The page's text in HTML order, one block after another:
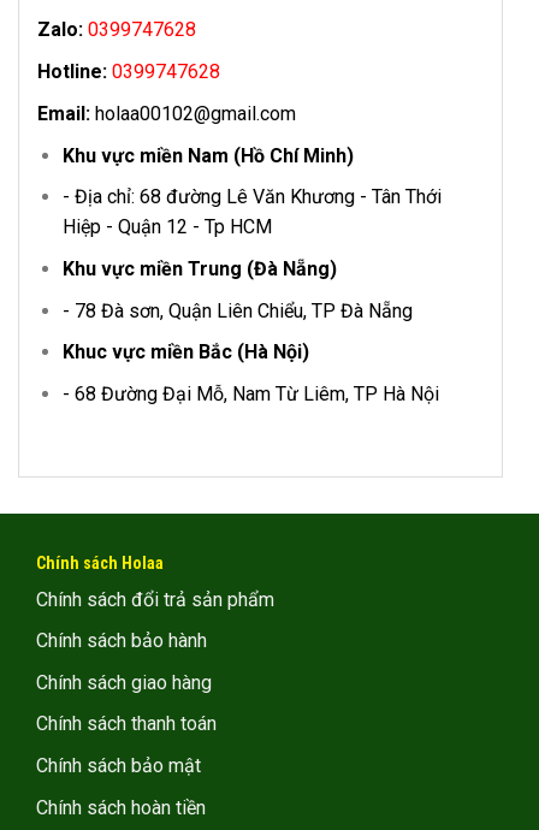
Zalo: 0399747628
Hotline: 0399747628
Email: holaa00102@gmail.com
Khu vực miền Nam (Hồ Chí Minh)
- Địa chỉ: 68 đường Lê Văn Khương - Tân Thới
Hiệp - Quận 12 - Tp HCM
Khu vực miền Trung (Đà Nẵng)
- 78 Đà sơn, Quận Liên Chiểu, TP Đà Nẵng
Khuc vực miền Bắc (Hà Nội)
- 68 Đường Đại Mỗ, Nam Từ Liêm, TP Hà Nội
Chính sách Holaa
Chính sách đổi trả sản phẩm
Chính sách bảo hành
Chính sách giao hàng
Chính sách thanh toán
Chính sách bảo mật
Chính sách hoàn tiền